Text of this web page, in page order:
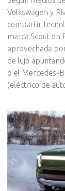
Volkswagen y
compartir
marca Scout en
aprovechada
de lujo
o el Mercedes-
(eléctrico de